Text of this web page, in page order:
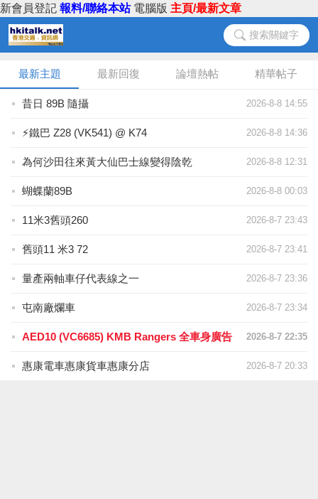
新會員登記 報料/聯絡本站 電腦版 主頁/最新文章
搜索關鍵字
最新主題 最新回復 論壇熱帖 精華帖子
2026-8-8 14:55
昔日 89B 隨攝
2026-8-8 14:36
⚡鐵巴 Z28 (VK541) @ K74
2026-8-8 12:31
為何沙田往來黃大仙巴士線變得陰乾
2026-8-8 00:03
蝴蝶蘭89B
2026-8-7 23:43
11米3舊頭260
2026-8-7 23:41
舊頭11 米3 72
2026-8-7 23:36
量產兩軸車仔代表線之一
2026-8-7 23:34
屯南廠爛車
2026-8-7 22:35
AED10 (VC6685) KMB Rangers 全車身廣告
2026-8-7 20:33
惠康電車惠康貨車惠康分店